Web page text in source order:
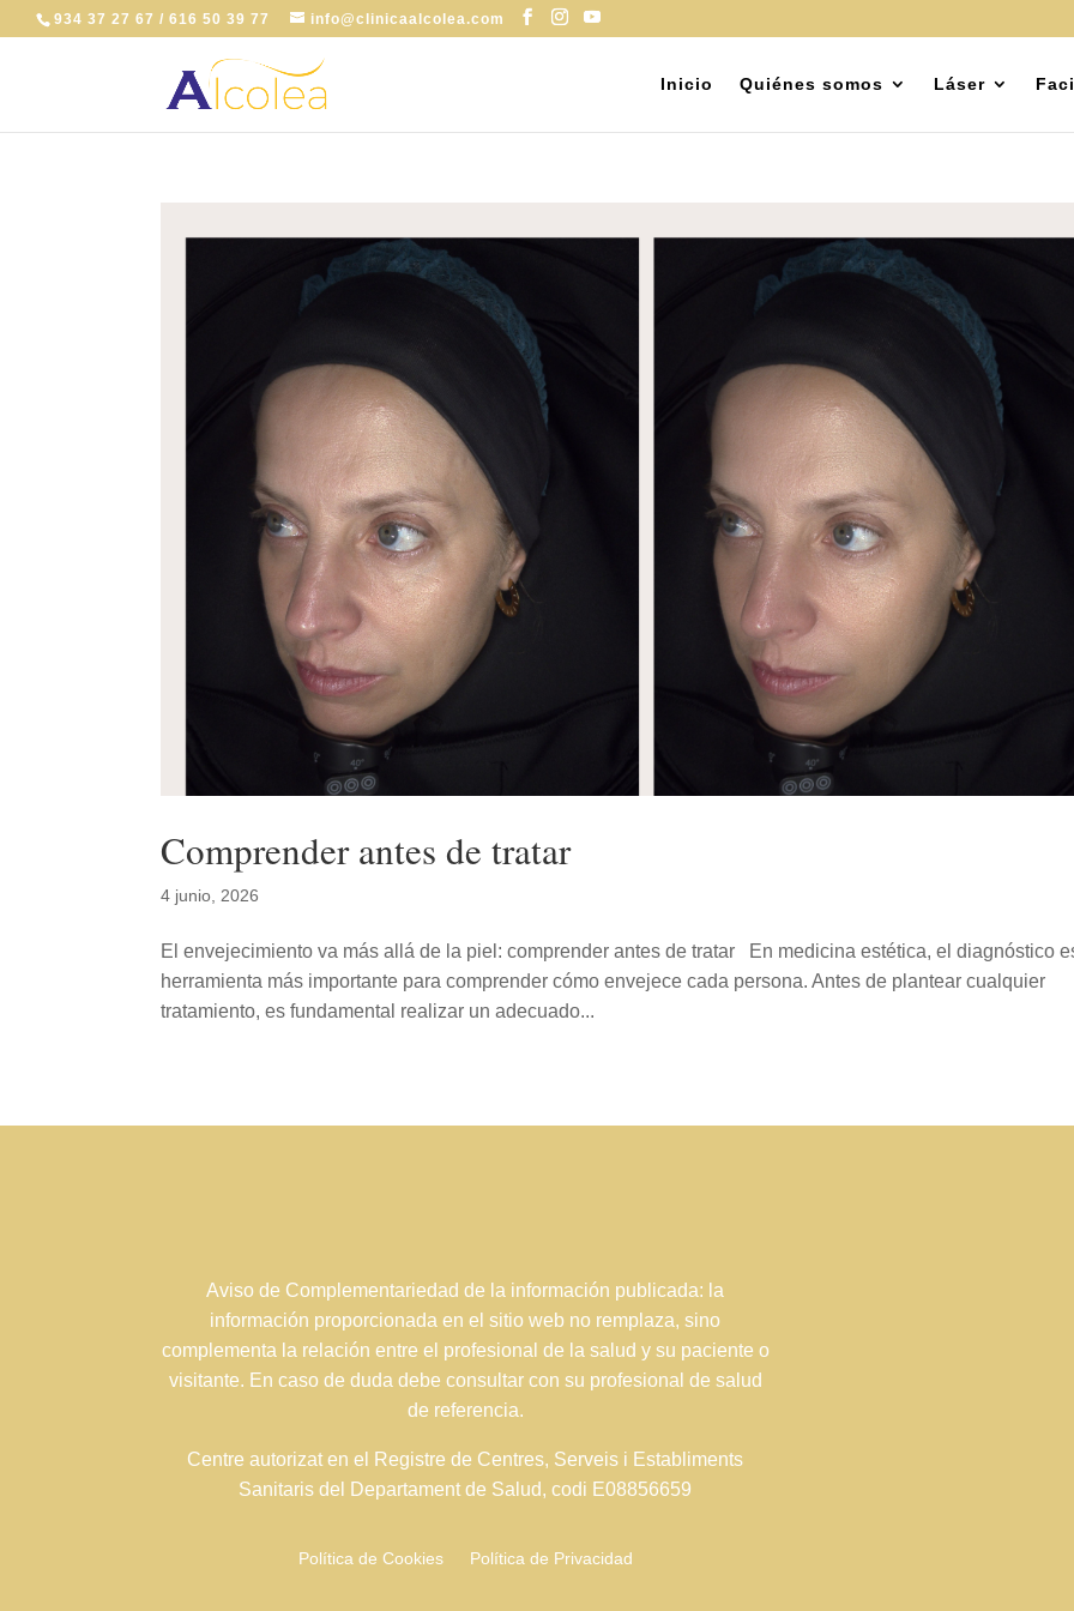
934 37 27 67 / 616 50 39 77 info@clinicaalcolea.com
Inicio Quiénes somos Láser
Comprender antes de tratar
4 junio, 2026
El envejecimiento va más allá de la piel: comprender antes de tratar En medicina estética, el diagnóstico
herramienta más importante para comprender cómo envejece cada persona. Antes de plantear cualquier
tratamiento, es fundamental realizar un adecuado...
Aviso de Complementariedad de la información publicada: la
información proporcionada en el sitio web no remplaza, sino
complementa la relación entre el profesional de la salud y su paciente o
visitante. En caso de duda debe consultar con su profesional de salud
de referencia.
Centre autorizat en el Registre de Centres, Serveis i Establiments
Sanitaris del Departament de Salud, codi E08856659
Política de Cookies Política de Privacidad